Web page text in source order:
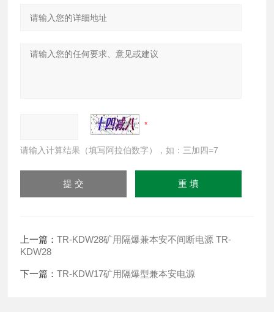
请输入计算结果（填写阿拉伯数字），如：三加四=7
上一篇：TR-KDW28矿用隔爆兼本安不间断电源 TR-
KDW28
下一篇：TR-KDW17矿用隔爆型兼本安电源